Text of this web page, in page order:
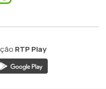
RTP Play